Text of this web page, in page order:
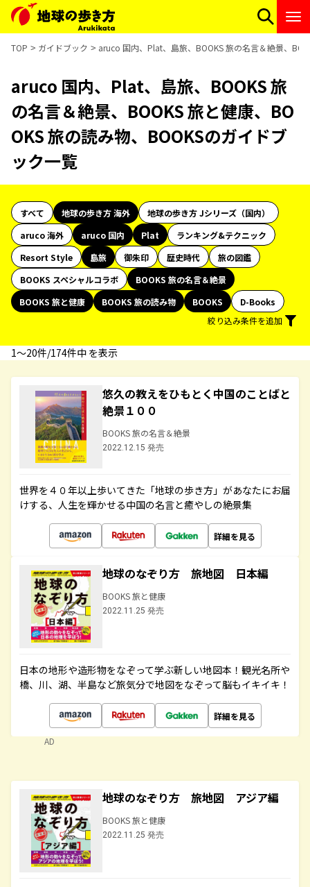
TOP ガイドブック aruco 国内、Plat、島旅、BOOKS 旅の名言＆絶景、
aruco 国内、Plat、島旅、BOOKS 旅
の名言＆絶景、BOOKS 旅と健康、BO
OKS 旅の読み物、BOOKSのガイドブ
ック一覧
すべて 地球の歩き方 海外
地球の歩き方 Jシリーズ（国内）
aruco 海外
aruco 国内 Plat
ランキング&テクニック
Resort Style
島旅 御朱印 歴史時代
旅の図鑑
BOOKS スペシャルコラボ
BOOKS 旅の名言＆絶景
BOOKS 旅と健康
BOOKS 旅の読み物 BOOKS
D-Books
絞り込み条件を追加
1〜20件/174件中 を表示
悠久の教えをひもとく中国のことばと
絶景１００
BOOKS 旅の名言＆絶景
2022.12.15 発売
世界を４０年以上歩いてきた「地球の歩き方」があなたにお届
けする、人生を輝かせる中国の名言と癒やしの絶景集
詳細を見る
地球のなぞり方 旅地図 日本編
BOOKS 旅と健康
2022.11.25 発売
日本の地形や造形物をなぞって学ぶ新しい地図本！観光名所や
橋、川、湖、半島など旅気分で地図をなぞって脳もイキイキ！
詳細を見る
AD
地球のなぞり方 旅地図 アジア編
BOOKS 旅と健康
2022.11.25 発売